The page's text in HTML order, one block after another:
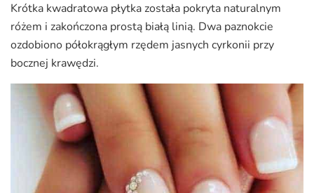
Krótka kwadratowa płytka została pokryta naturalnym
różem i zakończona prostą białą linią. Dwa paznokcie
ozdobiono półokrągłym rzędem jasnych cyrkonii przy
bocznej krawędzi.